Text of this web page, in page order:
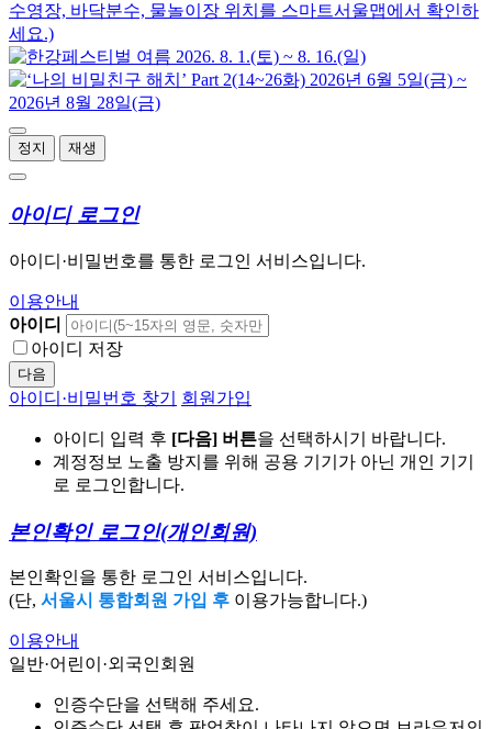
정지 재생
아이디 로그인
아이디·비밀번호를 통한 로그인 서비스입니다.
이용안내
아이디
아이디 저장
다음
아이디·비밀번호 찾기 회원가입
아이디 입력 후 [다음] 버튼을 선택하시기 바랍니다.
계정정보 노출 방지를 위해 공용 기기가 아닌 개인 기기
로 로그인합니다.
본인확인 로그인(개인회원)
본인확인을 통한 로그인 서비스입니다.
(단, 서울시 통합회원 가입 후 이용가능합니다.)
이용안내
일반·어린이·외국인회원
인증수단을 선택해 주세요.